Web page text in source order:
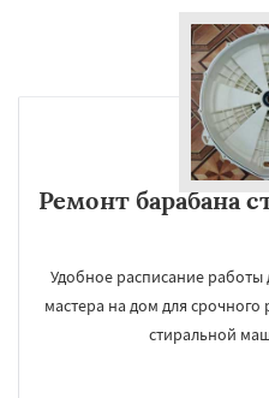
Ремонт барабана
Удобное расписание работы
мастера на дом для
стиральной